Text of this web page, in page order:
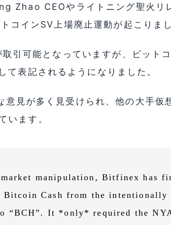
Zhao CEOやライトニング聖火リ
インSV上場廃止運動が起こりまし
引可能となっていますが、ビット
表記されるようになりました。
見が多く見受けられ、他の大手仮
います。
manipulation, Bitfinex has
Cash from the intentionally
“BCH”. It *only* required the